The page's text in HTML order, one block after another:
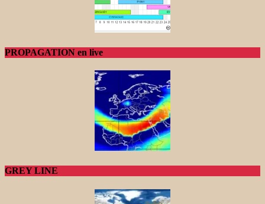
PROPAGATION en live
GREY LINE